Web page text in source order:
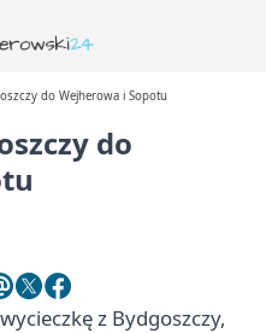
do Wejherowa i Sopotu
do
z Bydgoszczy,